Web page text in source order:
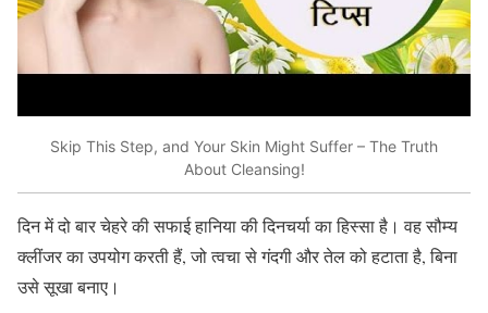
Skip This Step, and Your Skin Might Suffer – The Truth
About Cleansing!
दिन में दो बार चेहरे की सफाई हानिया की दिनचर्या का हिस्सा है। वह सौम्य
क्लींजर का उपयोग करती हैं,जो त्वचा से गंदगी और तेल को हटाता है,बिना
उसे सूखा बनाए।